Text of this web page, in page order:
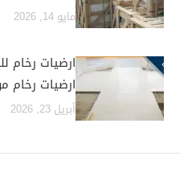
مايو 14, 2026
ارضيات رخام
ارضيات رخام مودرن
أبريل 23, 2026